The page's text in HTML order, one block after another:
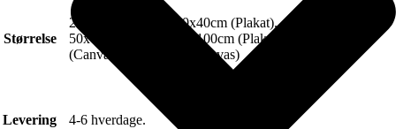
Størrelse
21x30cm (Plakat), 30x40cm (Plakat), 40x50cm (Plakat),
50x70cm (Plakat), 70x100cm (Plakat), 50x70cm
(Canvas), 70x100cm (Canvas)
Levering 4-6 hverdage.